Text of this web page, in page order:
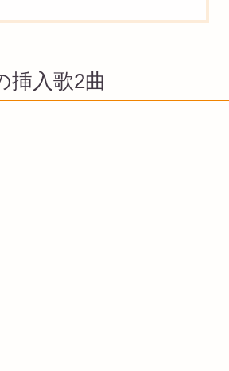
挿入歌2曲